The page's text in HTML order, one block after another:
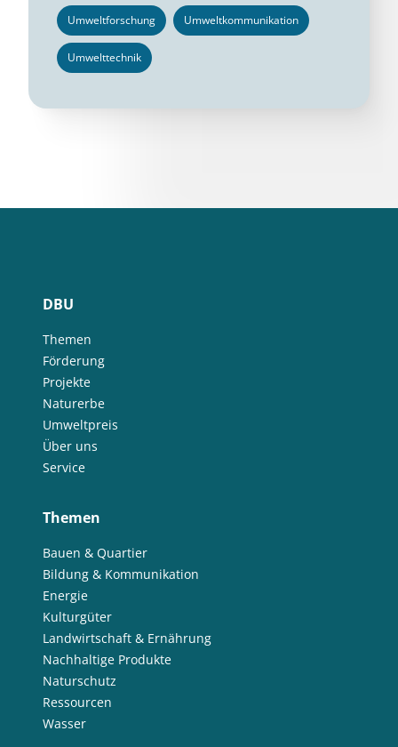
Umweltforschung Umweltkommunikation
Umwelttechnik
DBU
Themen
Förderung
Projekte
Naturerbe
Umweltpreis
Über uns
Service
Themen
Bauen & Quartier
Bildung & Kommunikation
Energie
Kulturgüter
Landwirtschaft & Ernährung
Nachhaltige Produkte
Naturschutz
Ressourcen
Wasser